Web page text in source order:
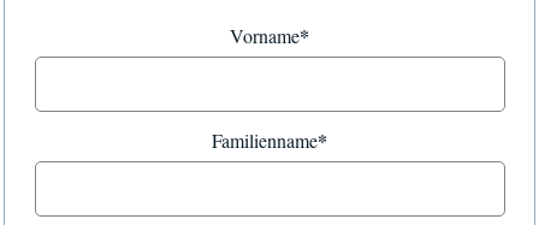
Vorname*
Familienname*